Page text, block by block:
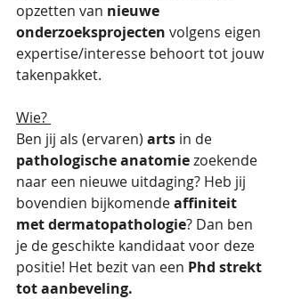
opzetten van nieuwe
onderzoeksprojecten volgens eigen
expertise/interesse behoort tot jouw
takenpakket.
Wie?
Ben jij als (ervaren) arts in de
pathologische anatomie zoekende
naar een nieuwe uitdaging? Heb jij
bovendien bijkomende affiniteit
met dermatopathologie? Dan ben
je de geschikte kandidaat voor deze
positie! Het bezit van een Phd strekt
tot aanbeveling.